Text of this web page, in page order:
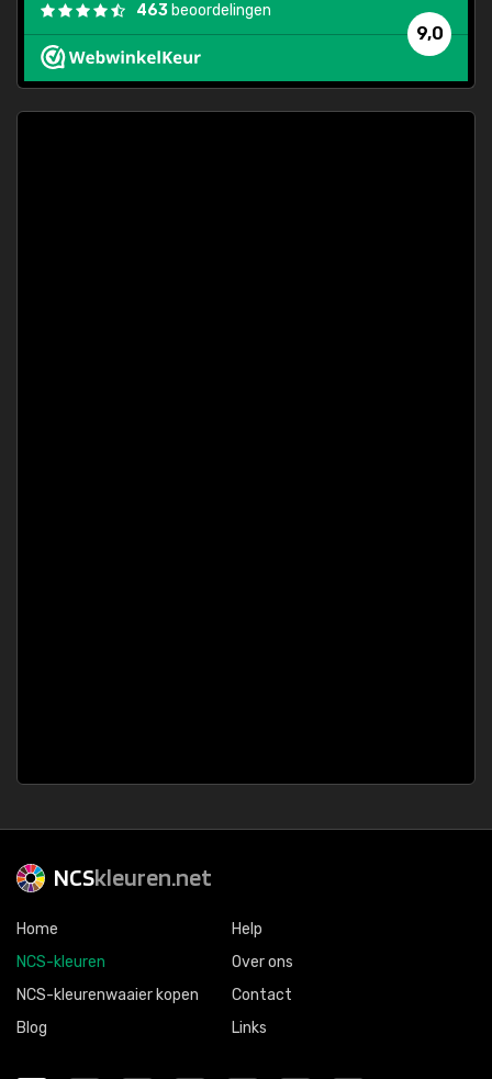
9,0
463 beoordelingen
NCSkleuren.net
Home
NCS-kleuren
NCS-kleurenwaaier kopen
Blog
Help
Over ons
Contact
Links